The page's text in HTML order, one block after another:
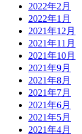
2022年2月
2022年1月
2021年12月
2021年11月
2021年10月
2021年9月
2021年8月
2021年7月
2021年6月
2021年5月
2021年4月